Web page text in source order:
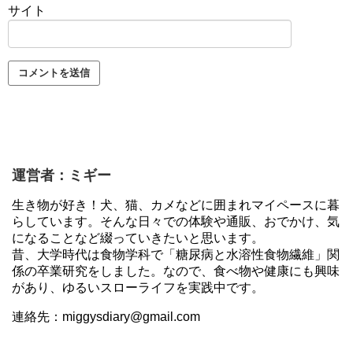
サイト
運営者：ミギー
生き物が好き！犬、猫、カメなどに囲まれマイペースに暮
らしています。そんな日々での体験や通販、おでかけ、気
になることなど綴っていきたいと思います。
昔、大学時代は食物学科で「糖尿病と水溶性食物繊維」関
係の卒業研究をしました。なので、食べ物や健康にも興味
があり、ゆるいスローライフを実践中です。
連絡先：miggysdiary@gmail.com